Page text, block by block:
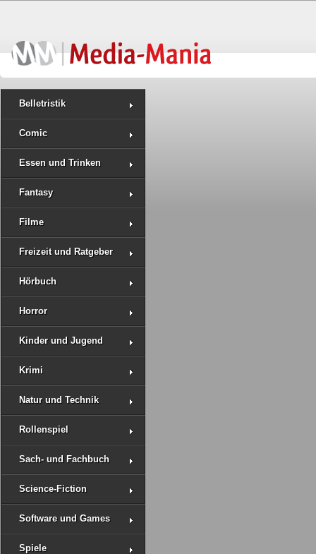
Belletristik
Comic
Essen und Trinken
Fantasy
Filme
Freizeit und Ratgeber
Hörbuch
Horror
Kinder und Jugend
Krimi
Natur und Technik
Rollenspiel
Sach- und Fachbuch
Science-Fiction
Software und Games
Spiele